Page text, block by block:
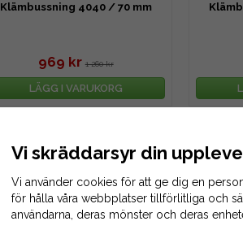
Klämbussning 4040 / 70 mm
969 kr 1 260 kr
LÄGG I VARUKORG
Vi skräddarsyr din
Vi använder cookies för att ge dig en
för hålla våra webbplatser tillförlitliga och
användarna, deras mönster och deras